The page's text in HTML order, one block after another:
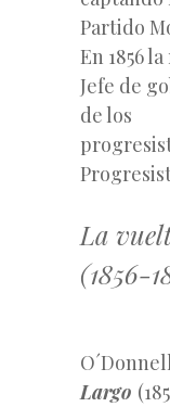
Partido
En 1856
Jefe de
de los
La
(1856-
Largo